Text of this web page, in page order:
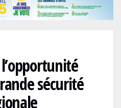
sécurité